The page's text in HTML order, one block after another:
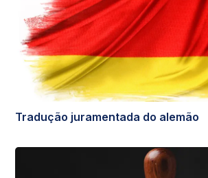
Tradução juramentada do alemão